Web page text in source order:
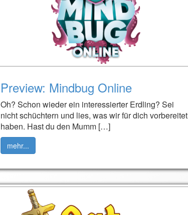
Preview: Mindbug Online
Oh? Schon wieder ein interessierter Erdling? Sei
nicht schüchtern und lies, was wir für dich vorbereitet
haben. Hast du den Mumm […]
mehr...